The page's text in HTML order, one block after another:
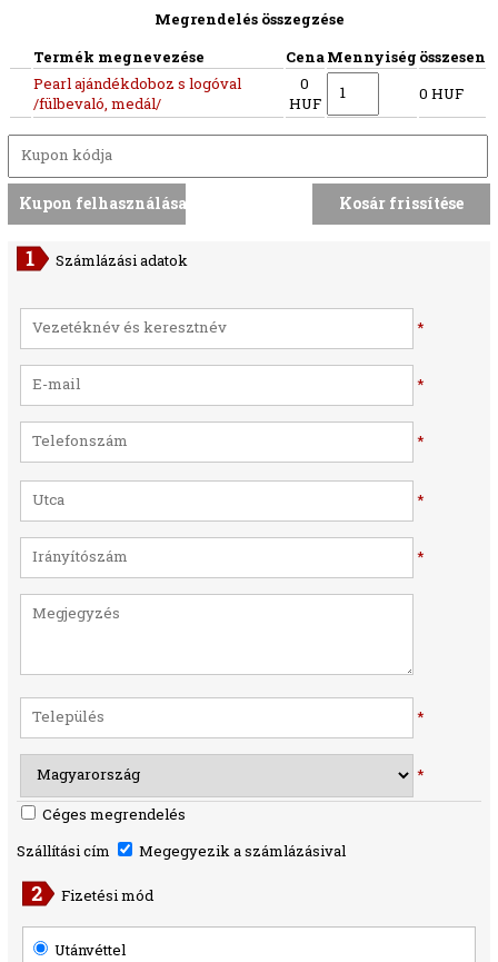
Megrendelés összegzése
Termék megnevezése
CenaMennyiség összesen
Pearl ajándékdoboz s logóval
/fülbevaló, medál/
0
HUF
0 HUF
Számlázási adatok
*
*
*
*
*
*
*
Céges megrendelés
Szállítási cím
Megegyezik a számlázásival
Fizetési mód
Utánvéttel